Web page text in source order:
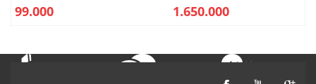
99.000 1.650.000
Messenger